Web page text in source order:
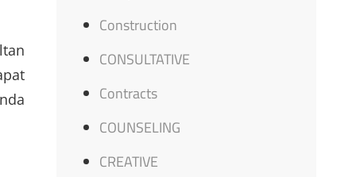
Construction
CONSULTATIVE
Contracts
COUNSELING
CREATIVE